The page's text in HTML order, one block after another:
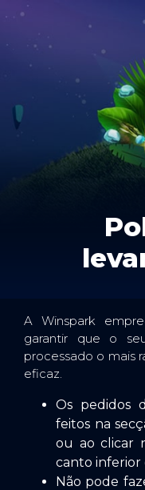
A Winspark
garantir que o
processado o mais
eficaz.
Os pedidos
feitos na
ou ao clicar
canto inferior
Não pode